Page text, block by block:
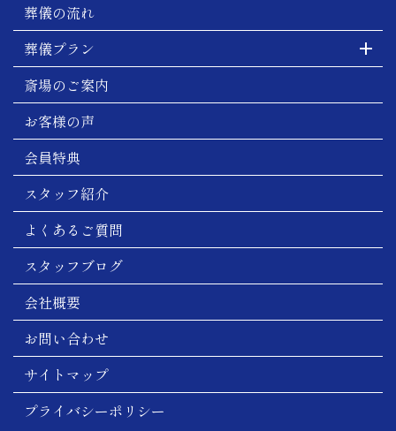
葬儀の流れ
葬儀プラン
斎場のご案内
お客様の声
会員特典
スタッフ紹介
よくあるご質問
スタッフブログ
会社概要
お問い合わせ
サイトマップ
プライバシーポリシー